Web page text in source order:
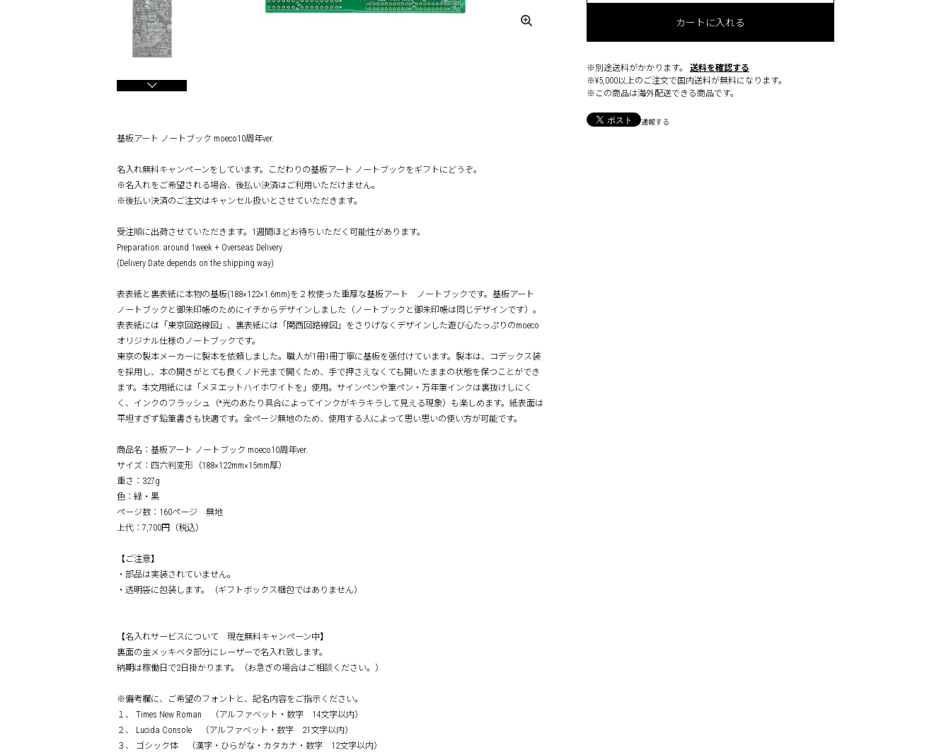
カートに入れる
※別途送料がかかります。
送料を確認する
※¥5,000以上のご注文で国内送料が無料になります。
※この商品は海外配送できる商品です。
通報する
基板アート ノートブック moeco10周年ver.
名入れ無料キャンペーンをしています。こだわりの基板アート ノートブックをギフトにどうぞ。
※名入れをご希望される場合、後払い決済はご利用いただけません。
※後払い決済のご注文はキャンセル扱いとさせていただきます。
受注順に出荷させていただきます。1週間ほどお待ちいただく可能性があります。
Preparation: around 1week + Overseas Delivery
(Delivery Date depends on the shipping way)
表表紙と裏表紙に本物の基板(188×122×1.6mm)を２枚使った重厚な基板アート ノートブックです。基板アート
ノートブックと御朱印帳のためにイチからデザインしました（ノートブックと御朱印帳は同じデザインです）。
表表紙には「東京回路線図」、裏表紙には「関西回路線図」をさりげなくデザインした遊び心たっぷりのmoeco
オリジナル仕様のノートブックです。
東京の製本メーカーに製本を依頼しました。職人が1冊1冊丁寧に基板を張付けています。製本は、コデックス装
を採用し、本の開きがとても良くノド元まで開くため、手で押さえなくても開いたままの状態を保つことができ
ます。本文用紙には「メヌエットハイホワイトを」使用。サインペンや筆ペン・万年筆インクは裏抜けしにく
く、インクのフラッシュ（*光のあたり具合によってインクがキラキラして見える現象）も楽しめます。紙表面は
平坦すぎず鉛筆書きも快適です。全ページ無地のため、使用する人によって思い思いの使い方が可能です。
商品名：基板アート ノートブック moeco10周年ver.
サイズ：四六判変形（188×122mm×15mm厚）
重さ：327g
色：緑・黒
ページ数：160ページ 無地
上代：7,700円（税込）
【ご注意】
・部品は実装されていません。
・透明袋に包装します。（ギフトボックス梱包ではありません）
【名入れサービスについて 現在無料キャンペーン中】
裏面の金メッキベタ部分にレーザーで名入れ致します。
納期は稼働日で2日掛かります。（お急ぎの場合はご相談ください。）
※備考欄に、ご希望のフォントと、記名内容をご指示ください。
１、 Times New Roman （アルファベット・数字 14文字以内）
２、 Lucida Console （アルファベット・数字 21文字以内）
３、 ゴシック体 （漢字・ひらがな・カタカナ・数字 12文字以内）